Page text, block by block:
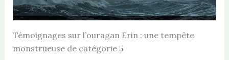
Témoignages sur l’ouragan Erin : une tempête
monstrueuse de catégorie 5